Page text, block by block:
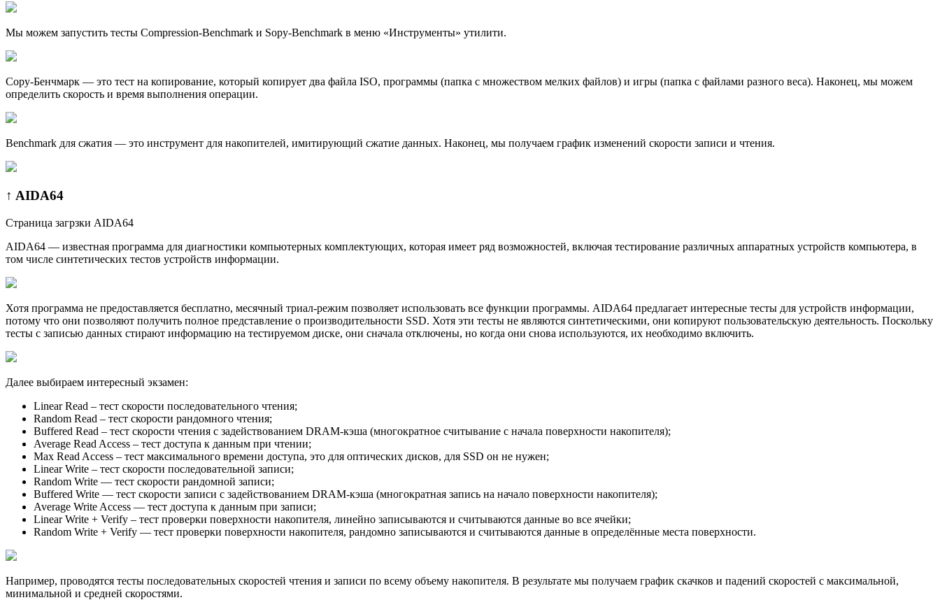
Мы можем запустить тесты Compression-Benchmark и Sору-Benchmark в меню «Инструменты» утилити.
Сору-Бенчмарк — это тест на копирование, который копирует два файла ISO, программы (папка с множеством мелких файлов) и игры (папка с файлами разного веса). Наконец, мы можем
определить скорость и время выполнения операции.
Benchmark для сжатия — это инструмент для накопителей, имитирующий сжатие данных. Наконец, мы получаем график изменений скорости записи и чтения.
↑ AIDA64
Страница загрзки AIDA64
AIDA64 — известная программа для диагностики компьютерных комплектующих, которая имеет ряд возможностей, включая тестирование различных аппаратных устройств компьютера, в
том числе синтетических тестов устройств информации.
Хотя программа не предоставляется бесплатно, месячный триал-режим позволяет использовать все функции программы. AIDA64 предлагает интересные тесты для устройств информации,
потому что они позволяют получить полное представление о производительности SSD. Хотя эти тесты не являются синтетическими, они копируют пользовательскую деятельность. Поскольку
тесты с записью данных стирают информацию на тестируемом диске, они сначала отключены, но когда они снова используются, их необходимо включить.
Далее выбираем интересный экзамен:
Linear Read – тест скорости последовательного чтения;
Random Read – тест скорости рандомного чтения;
Buffered Read – тест скорости чтения с задействованием DRAM-кэша (многократное считывание с начала поверхности накопителя);
Average Read Access – тест доступа к данным при чтении;
Max Read Access – тест максимального времени доступа, это для оптических дисков, для SSD он не нужен;
Linear Write – тест скорости последовательной записи;
Random Write — тест скорости рандомной записи;
Buffered Write — тест скорости записи с задействованием DRAM-кэша (многократная запись на начало поверхности накопителя);
Average Write Access — тест доступа к данным при записи;
Linear Write + Verify – тест проверки поверхности накопителя, линейно записываются и считываются данные во все ячейки;
Random Write + Verify — тест проверки поверхности накопителя, рандомно записываются и считываются данные в определённые места поверхности.
Например, проводятся теcты последовательных скоростей чтения и записи по всему объему накопителя. В результате мы получаем график скачков и падений скоростей с максимальной,
минимальной и средней скоростями.